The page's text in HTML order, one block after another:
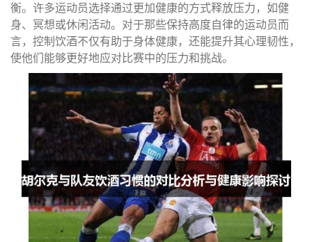
衡。许多运动员选择通过更加健康的方式释放压力，如健
身、冥想或休闲活动。对于那些保持高度自律的运动员而
言，控制饮酒不仅有助于身体健康，还能提升其心理韧性，
使他们能够更好地应对比赛中的压力和挑战。